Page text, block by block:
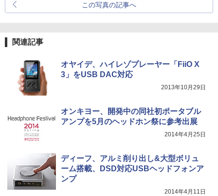
この写真の記事へ
関連記事
オヤイデ、ハイレゾプレーヤー「FiiO X
3」をUSB DAC対応
2013年10月29日
オンキヨー、開発中の同社初ポータブル
アンプを5月のヘッドホン祭に参考出展
2014年4月25日
ディーフ、アルミ削り出し&大型ボリュ
ーム搭載、DSD対応USBヘッドフォンア
ンプ
2014年4月11日